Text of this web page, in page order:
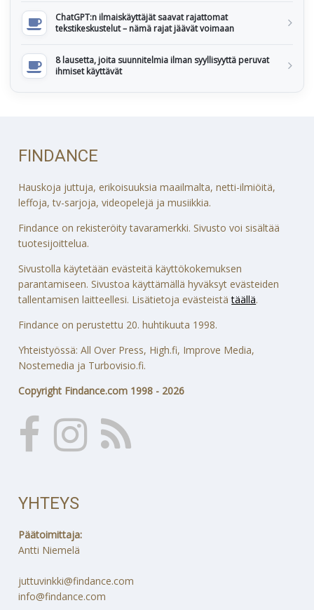
ChatGPT:n ilmaiskäyttäjät saavat rajattomat
tekstikeskustelut – nämä rajat jäävät voimaan
8 lausetta, joita suunnitelmia ilman syyllisyyttä peruvat
ihmiset käyttävät
FINDANCE
Hauskoja juttuja, erikoisuuksia maailmalta, netti-ilmiöitä,
leffoja, tv-sarjoja, videopelejä ja musiikkia.
Findance on rekisteröity tavaramerkki. Sivusto voi sisältää
tuotesijoittelua.
Sivustolla käytetään evästeitä käyttökokemuksen
parantamiseen. Sivustoa käyttämällä hyväksyt evästeiden
tallentamisen laitteellesi. Lisätietoja evästeistätäällä.
Findance on perustettu 20. huhtikuuta 1998.
Yhteistyössä: All Over Press, High.fi, Improve Media,
Nostemedia ja Turbovisio.fi.
Copyright Findance.com 1998 - 2026
YHTEYS
Päätoimittaja:
Antti Niemelä
juttuvinkki@findance.com
info@findance.com